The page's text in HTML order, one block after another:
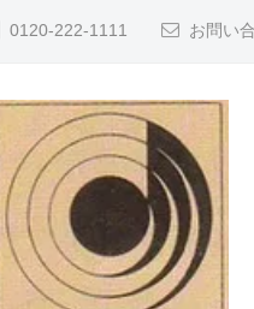
0120-222-1111 お問い